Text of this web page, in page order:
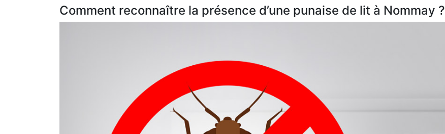
Comment reconnaître la présence d’une punaise de lit à Nommay ?